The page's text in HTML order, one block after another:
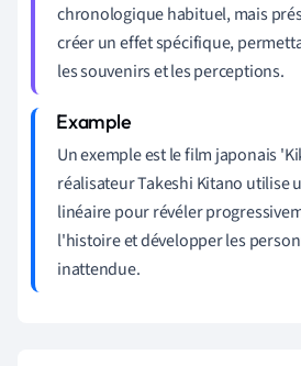
chronologique habituel, mais
créer un effet spécifique,
les souvenirs et les perceptions.
Un exemple est le film japonais
réalisateur Takeshi Kitano utilise
linéaire pour révéler
l'histoire et développer les
inattendue.